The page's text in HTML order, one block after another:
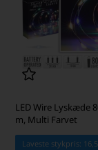
LED Wire Lyskæde
m, Multi Farvet
Laveste stykpris: